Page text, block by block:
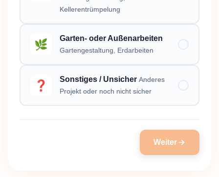
Kellerentrümpelung
🌿 Garten- oder Außenarbeiten
Gartengestaltung, Erdarbeiten
❓ Sonstiges / Unsicher Anderes
Projekt oder noch nicht sicher
Weiter